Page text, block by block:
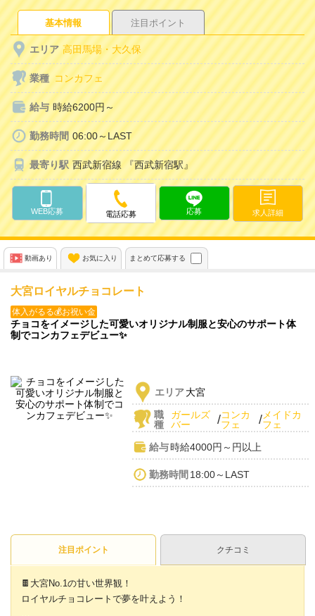
基本情報 注目ポイント
エリア 高田馬場・大久保
業種 コンカフェ
給与 時給6200円～
勤務時間 06:00～LAST
最寄り駅 西武新宿線 『西武新宿駅』
WEB応募 電話応募 応募 求人詳細
動画あり お気に入り まとめて応募する
大宮ロイヤルチョコレート
体入がるる💰お祝い金
チョコをイメージした可愛いオリジナル制服と安心のサポート体
制でコンカフェデビュー✨
エリア大宮
職
種
ガールズ
バー
/コンカ
フェ
/ メイドカ
フェ
給与時給4000円～円以上
勤務時間 18:00～LAST
注目ポイント クチコミ
🍫大宮No.1の甘い世界観！
ロイヤルチョコレートで夢を叶えよう！